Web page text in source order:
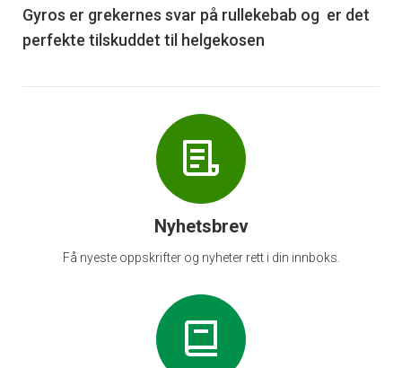
6
Gyros er grekernes svar på rullekebab og er det
perfekte tilskuddet til helgekosen
Nyhetsbrev
Få nyeste oppskrifter og nyheter rett i din innboks.